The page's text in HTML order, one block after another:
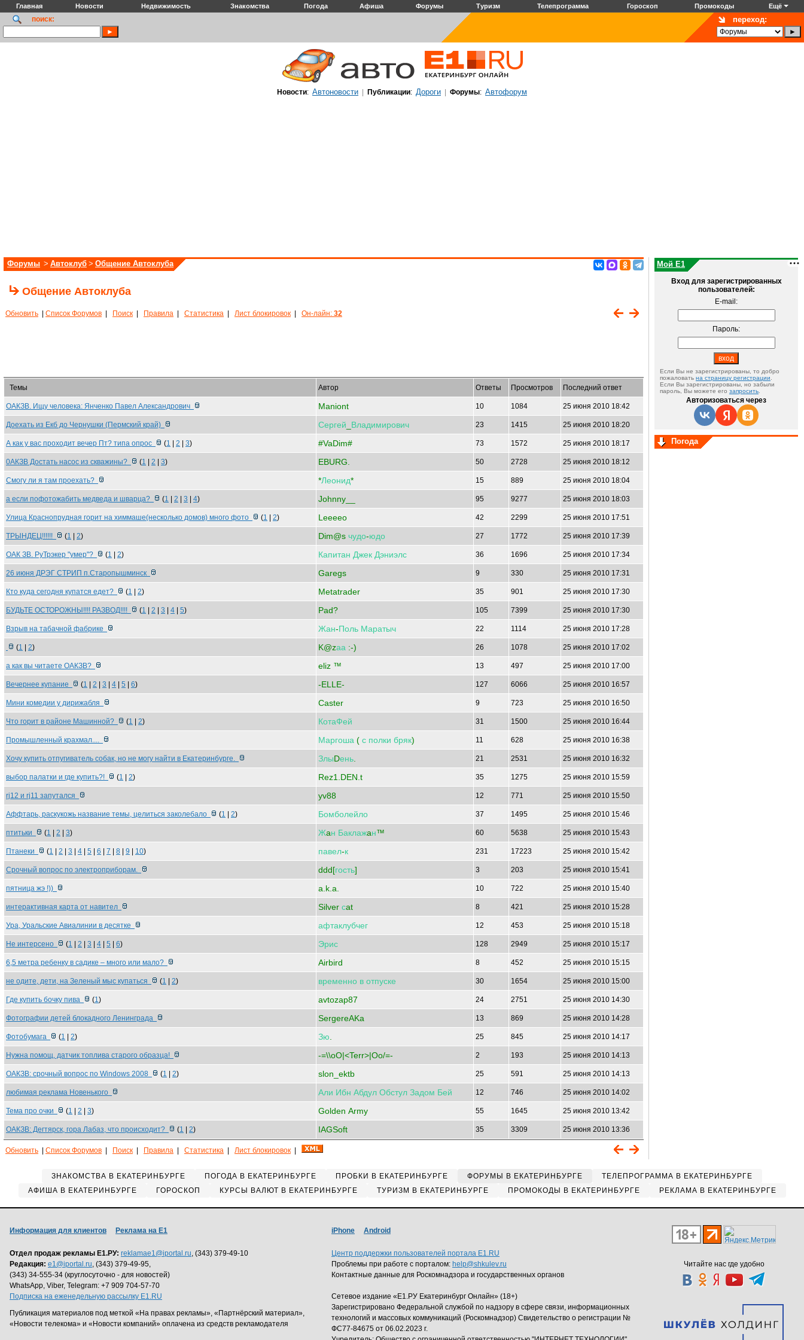
Главная Новости Недвижимость Знакомства Погода Афиша Форумы Туризм Телепрограмма Гороскоп Промокоды Ещё
поиск: переход:
Новости: Автоновости Публикации: Дороги Форумы: Автофорум
Форумы > Автоклуб > Общение Автоклуба
Общение Автоклуба
Обновить Список Форумов Поиск Правила Статистика Лист блокировок Он-лайн: 32
Темы Автор Ответы Просмотров Последний ответ
ОАКЗВ. Ищу человека: Янченко Павел Александрович Maniont 10 1084 25 июня 2010 18:42
Доехать из Екб до Чернушки (Пермский край) Сергей Владимирович 23 1415 25 июня 2010 18:20
А как у вас проходит вечер Пт? типа опрос (1 2 3) #VaDim# 73 1572 25 июня 2010 18:17
0АКЗВ Достать насос из скважины? (1 2 3) EBURG. 50 2728 25 июня 2010 18:12
Смогу ли я там проехать? *Леонид* 15 889 25 июня 2010 18:04
а если пофотожабить медведа и шварца? (1 2 3 4) Johnny__ 95 9277 25 июня 2010 18:03
Улица Краснопрудная горит на химмаше(несколько домов) много фото (1 2) Leeeeo 42 2299 25 июня 2010 17:51
ТРЫНДЕЦ!!!!!! (1 2) Dim@s чудо-юдо 27 1772 25 июня 2010 17:39
ОАК ЗВ. РуТрэкер "умер"? (1 2) Капитан Джек Дэниэлс 36 1696 25 июня 2010 17:34
26 июня ДРЭГ СТРИП п.Старопышминск Garegs 9 330 25 июня 2010 17:31
Кто куда сегодня купатся едет? (1 2) Metatrader 35 901 25 июня 2010 17:30
БУДЬТЕ ОСТОРОЖНЫ!!!! РАЗВОД!!!! (1 2 3 4 5) Pad? 105 7399 25 июня 2010 17:30
Взрыв на табачной фабрике Жан-Поль Маратыч 22 1114 25 июня 2010 17:28
(1 2) K@zаа :-) 26 1078 25 июня 2010 17:02
а как вы читаете ОАКЗВ? eliz ™ 13 497 25 июня 2010 17:00
Вечернее купание (1 2 3 4 5 6) -ELLE- 127 6066 25 июня 2010 16:57
Мини комедии у дирижабля Caster 9 723 25 июня 2010 16:50
Что горит в районе Машинной? (1 2) КотаФей 31 1500 25 июня 2010 16:44
Промышленный крахмал.... Маргоша ( с полки бряк) 11 628 25 июня 2010 16:38
Хочу купить отпугиватель собак, но не могу найти в Екатеринбурге. ЗлыDень 21 2531 25 июня 2010 16:32
выбор палатки и где купить?! (1 2) Rez1.DEN.t 35 1275 25 июня 2010 15:59
rj12 и rj11 запутался yv88 12 771 25 июня 2010 15:50
Аффтарь, раскукожь название темы, целиться заколебало (1 2) Бомболейло 37 1495 25 июня 2010 15:46
птитьки (1 2 3) Жaн Баклажaн™ 60 5638 25 июня 2010 15:43
Птанеки (1 2 3 4 5 6 7 8 9 10) павел-к 231 17223 25 июня 2010 15:42
Срочный вопрос по электроприборам. ddd[гость] 3 203 25 июня 2010 15:41
пятница жэ !)) a.k.a. 10 722 25 июня 2010 15:40
интерактивная карта от навител Silver сat 8 421 25 июня 2010 15:28
Ура, Уральские Авиалинии в десятке афтаклубчег 12 453 25 июня 2010 15:18
Не интерсено (1 2 3 4 5 6) Эрис 128 2949 25 июня 2010 15:17
6,5 метра ребенку в садике – много или мало? Airbird 8 452 25 июня 2010 15:15
не одите, дети, на Зеленый мыс купаться (1 2) временно в отпуске 30 1654 25 июня 2010 15:00
Где купить бочку пива (1) avtozap87 24 2751 25 июня 2010 14:30
Фотографии детей блокадного Ленинграда SergereAKa 13 869 25 июня 2010 14:28
Фотобумага (1 2) Зю 25 845 25 июня 2010 14:17
Нужна помощ, датчик топлива старого образца! -=\\oO|<Terr>|Oo/=- 2 193 25 июня 2010 14:13
ОАКЗВ: срочный вопрос по Windows 2008 (1 2) slon_ektb 25 591 25 июня 2010 14:13
любимая реклама Новенького Али Ибн Абдул Обстул Задом Бей 12 746 25 июня 2010 14:02
Тема про очки (1 2 3) Golden Army 55 1645 25 июня 2010 13:42
ОАКЗВ: Дегтярск, гора Лабаз, что происходит? (1 2) IAGSoft 35 3309 25 июня 2010 13:36
Обновить Список Форумов Поиск Правила Статистика Лист блокировок
Мой E1
Вход для зарегистрированных
пользователей:
E-mail:
Пароль:
Если Вы не зарегистрированы, то добро
пожаловать на страницу регистрации
Если Вы зарегистрированы, но забыли
пароль, Вы можете его запросить
Авторизоваться через
Погода
ЗНАКОМСТВА В ЕКАТЕРИНБУРГЕ ПОГОДА В ЕКАТЕРИНБУРГЕ ПРОБКИ В ЕКАТЕРИНБУРГЕ ФОРУМЫ В ЕКАТЕРИНБУРГЕ
ТЕЛЕПРОГРАММА В ЕКАТЕРИНБУРГЕ
АФИША В ЕКАТЕРИНБУРГЕ
ГОРОСКОП КУРСЫ ВАЛЮТ В ЕКАТЕРИНБУРГЕ ТУРИЗМ В ЕКАТЕРИНБУРГЕ ПРОМОКОДЫ В ЕКАТЕРИНБУРГЕ РЕКЛАМА В ЕКАТЕРИНБУРГЕ
Читайте нас где удобно
Информация для клиентов Реклама на Е1
Отдел продаж рекламы Е1.РУ: reklamae1@iportal.ru, (343) 379-49-10
Редакция: e1@iportal.ru, (343) 379-49-95,
(343) 34-555-34 (круглосуточно - для новостей)
WhatsApp, Viber, Telegram: +7 909 704-57-70
Подписка на еженедельную рассылку E1.RU
Публикация материалов под меткой «На правах рекламы», «Партнёрский материал»,
«Новости телекома» и «Новости компаний» оплачена из средств рекламодателя
iPhone Android
Центр поддержки пользователей портала E1.RU
Проблемы при работе с порталом: help@shkulev.ru
Контактные данные для Роскомнадзора и государственных органов
Сетевое издание «Е1.РУ Екатеринбург Онлайн» (18+)
Зарегистрировано Федеральной службой по надзору в сфере связи, информационных
технологий и массовых коммуникаций (Роскомнадзор) Свидетельство о регистрации №
ФС77-84675 от 06.02.2023 г.